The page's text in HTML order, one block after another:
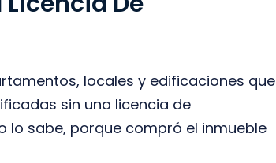
locales y edificaciones que
sin una licencia de
lo sabe, porque compró el inmueble